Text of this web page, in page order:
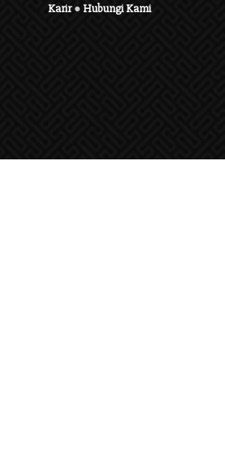
Karir●Hubungi Kami